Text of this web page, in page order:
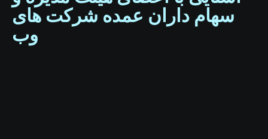
سهام داران عمده شرکت های
وب